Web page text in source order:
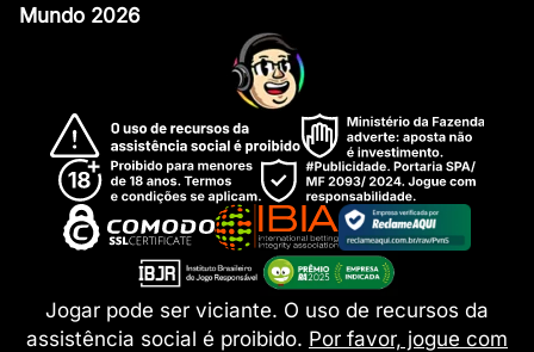
Mundo 2026
Jogar pode ser viciante. O uso de recursos da
assistência social é proibido. Por favor, jogue com